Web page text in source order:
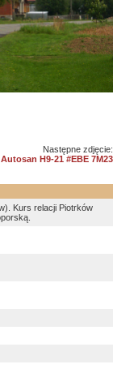
Następne zdjęcie:
Autosan H9-21 #EBE 7M23
Kurs relacji Piotrków